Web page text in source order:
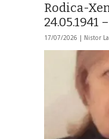
Rodica-
24.05.1941
17/07/2026 | Nistor